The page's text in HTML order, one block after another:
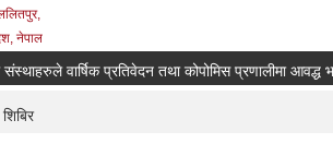
नेपाल
वार्षिक प्रतिवेदन तथा कोपोमिस प्रणालीमा आवद्ध